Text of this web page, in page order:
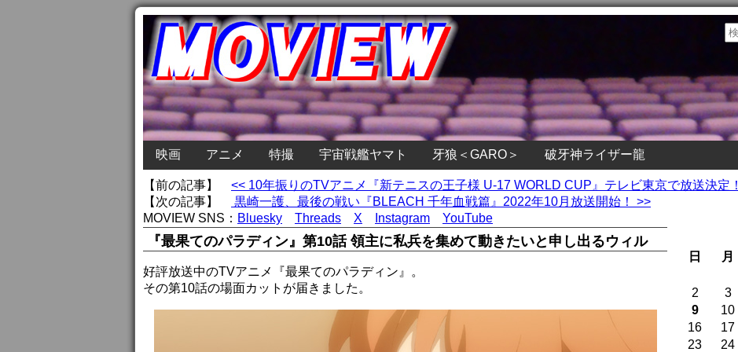
映画 アニメ 特撮 宇宙戦艦ヤマト 牙狼＜GARO＞ 破牙神ライザー龍
【前の記事】 << 10年振りのTVアニメ『新テニスの王子様 U-17 WORLD CUP』テレビ東京で放送決定！
【次の記事】
黒崎一護、最後の戦い『BLEACH 千年血戦篇』2022年10月放送開始！ >>
MOVIEW SNS： Bluesky Threads X Instagram YouTube
『最果てのパラディン』第10話 領主に私兵を集めて動きたいと申し出るウィル
好評放送中のTVアニメ『最果てのパラディン』。
その第10話の場面カットが届きました。
日
月
2
3
9
10
16
17
23
24